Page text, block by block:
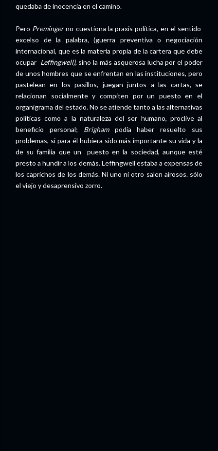
quedaba de inocencia en el camino.
Pero Premingerno cuestiona la praxis política, en el sentido
excelso de la palabra, (guerra preventiva o negociación
internacional, que es la materia propia de la cartera que debe
ocupar Leffingwell), sino la más asquerosa lucha por el poder
de unos hombres que se enfrentan en las instituciones, pero
pastelean en los pasillos, juegan juntos a las cartas, se
relacionan socialmente y compiten por un puesto en el
organigrama del estado. No se atiende tanto a las alternativas
políticas como a la naturaleza del ser humano, proclive al
beneficio personal; Brigham podía haber resuelto sus
problemas, si para él hubiera sido más importante su vida y la
de su familia que un puesto en la sociedad, aunque esté
presto a hundir a los demás. Leffingwell estaba a expensas de
los caprichos de los demás. Ni uno ni otro salen airosos. sólo
el viejo y desaprensivo zorro.